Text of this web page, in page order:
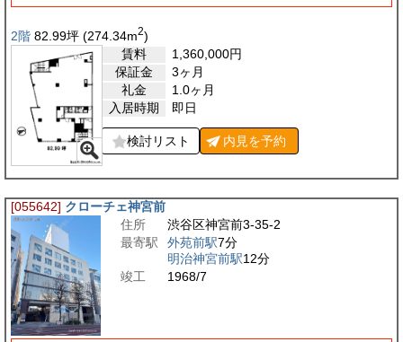
2階 82.99坪 (274.34m2)
賃料
1,360,000円
保証金
3ヶ月
礼金
1.0ヶ月
入居時期
即日
検討リスト 内見を予約
[055642] クローチェ神宮前
住所
渋谷区神宮前3-35-2
最寄駅
外苑前駅7分
明治神宮前駅12分
竣工
1968/7